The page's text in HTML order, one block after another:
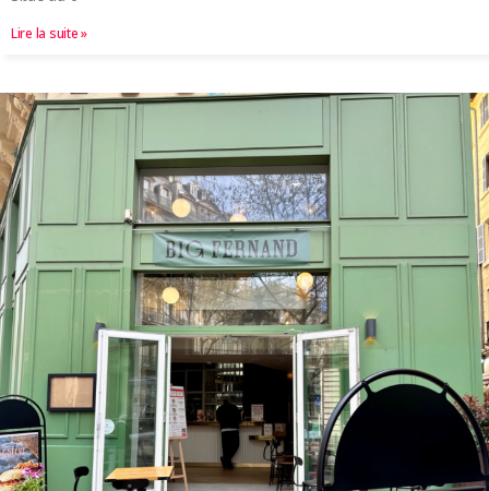
Lire la suite »